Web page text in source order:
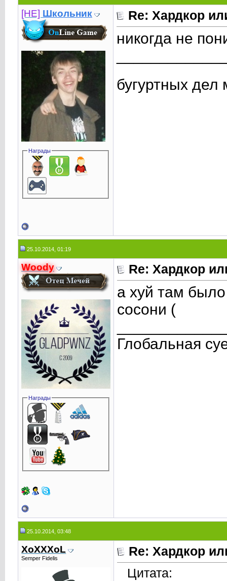
[НЕ] Школьник
Награды
Re: Хардкор
никогда не
бугуртных дел
25.10.2014, 01:19
Woody
Награды
Re: Хардкор
а хуй там
сосони (
Глобальная
25.10.2014, 03:48
XoXXXoL
Semper Fidelis
Re: Хардкор
Цитата: